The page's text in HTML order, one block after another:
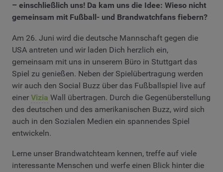
– einschließlich uns! Da kam uns die Idee: Wieso nicht
gemeinsam mit Fußball- und Brandwatchfans fiebern?
Am 26. Juni wird die deutsche Mannschaft gegen die
USA antreten und wir laden Dich herzlich ein,
gemeinsam mit uns in unserem Büro in Stuttgart das
Spiel zu genießen. Neben der Spielübertragung werden
wir auch den Social Buzz über das Fußballspiel live auf
einer Vizia Wall übertragen. Durch die Gegenüberstellung
des deutschen und des amerikanischen Buzz, wird sich
auch in den Sozialen Medien ein spannendes Spiel
entwickeln.
Lerne unser Brandwatchteam kennen, treffe auf viele
interessante Menschen und werfe einen Blick hinter die